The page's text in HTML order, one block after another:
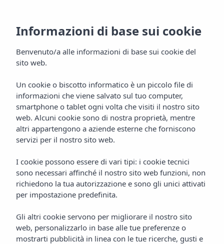
Posizione
Hotel Vibra District
Home Ibiza
San Antonio De Portmany
Hotel Vibra District
POSIZIONE
Informazioni di base sui cookie
Benvenuto/a alle informazioni di base sui cookie del
sito web.
Un cookie o biscotto informatico è un piccolo file di
informazioni che viene salvato sul tuo computer,
smartphone o tablet ogni volta che visiti il nostro sito
web. Alcuni cookie sono di nostra proprietà, mentre
altri appartengono a aziende esterne che forniscono
servizi per il nostro sito web.
I cookie possono essere di vari tipi: i cookie tecnici
sono necessari affinché il nostro sito web funzioni, non
richiedono la tua autorizzazione e sono gli unici attivati
per impostazione predefinita.
Gli altri cookie servono per migliorare il nostro sito
web, personalizzarlo in base alle tue preferenze o
mostrarti pubblicità in linea con le tue ricerche, gusti e